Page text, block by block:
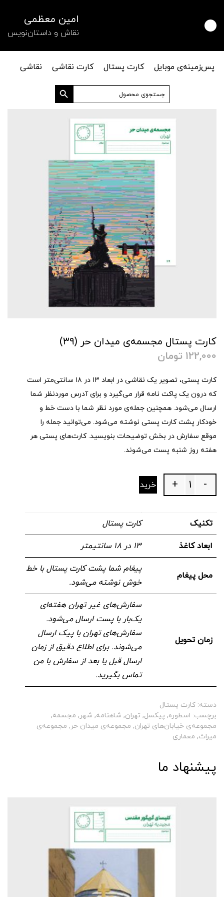
امین معظمی
نقاش و داستان‌نویس
پس‌زمینه‌ی موبایل کارت پستال کارت نقاشی
نقاشی
جستجو
برای:
دکمه جستجو
کارت پستال مجسمه‌ی میدان حر (۳۹)
122,000 تومان
کارت پستی، تصویر یک نقاشی در ابعاد ۱۳ در ۱۸ سانتی‌متر است
که درون یک پاکت نامه قرار می‌گیرد و برای آدرس موردنظر شما
ارسال می‌شود. همچنین جمله‌ی مورد نظر شما با دست خط و
خودکار پشت کارت پستی نوشته می‌شود. می‌توانید جمله را
موقع سفارش در بخش توضیحات بنویسید. کارت‌های پستی هر
هفته روز شنبه پست می‌شوند.
Quantity -
+ خرید
تکنیک کارت پستال
ابعاد کاغذ ۱۳ در ۱۸ سانتیمتر
محل پیغام
پیغام شما پشت کارت پستال با خط
خوش نوشته می‌شود.
زمان تحویل
سفارش‌های غیر تهران هفته‌ای
یک‌بار با پست ارسال می‌شود.
سفارش‌های تهران با پیک ارسال
می‌شوند. برای اطلاع دقیق از زمان
ارسال قبل یا بعد از سفارش با من
تماس بگیرید.
دسته:کارت پستال
برچسب: اسطوره, پیکسل, تهران, شاهنامه, شهر , مجسمه,
مجموعه‌ی خیابان‌های تهران, مجموعه‌ی میدان حر , مجموعه‌ی
میراث, معماری
پیشنهاد ما